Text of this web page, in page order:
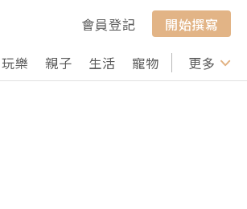
會員登記
開始撰寫
玩樂 親子 生活 寵物 行山 打卡
更多